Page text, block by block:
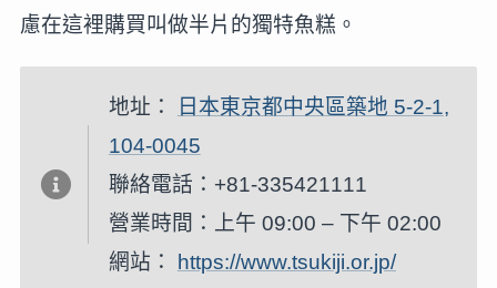
慮在這裡購買叫做半片的獨特魚糕。
地址：
日本東京都中央區築地 5-2-1,
104-0045
聯絡電話：+81-335421111
營業時間：上午 09:00 – 下午 02:00
網站： https://www.tsukiji.or.jp/